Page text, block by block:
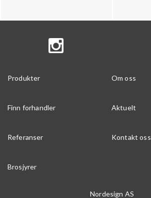
Produkter Om oss
Finn forhandler Aktuelt
Referanser Kontakt oss
Brosjyrer
Nordesign AS